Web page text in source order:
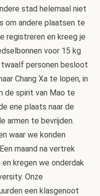
stad helemaal niet
om andere plaatsen te
registreren en kreeg je
voor 15 kg
twaalf personen besloot
Chang Xa te lopen, in
de spirit van Mao te
ene plaats naar de
armen te bevrijden.
waar we konden
maand na vertrek
en kregen we onderdak
Onze
een klasgenoot